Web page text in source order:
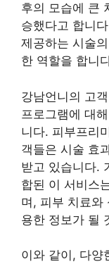
후의 모습에 큰
승했다고 합니
제공하는 시술
한 역할을 합니
강남언니의 고
프로그램에 대
니다. 피부프리
객들은 시술 효
받고 있습니다.
합된 이 서비스
며, 피부 치료와
용한 정보가 될
이와 같이, 다양